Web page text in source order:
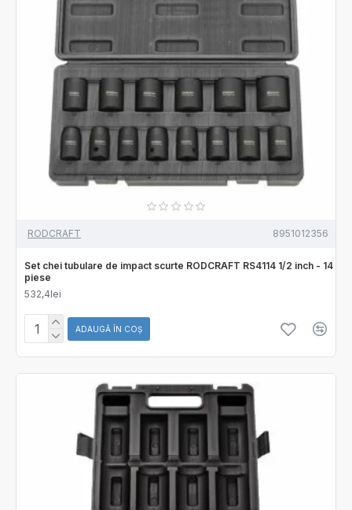
RODCRAFT 8951012356
Set chei tubulare de impact scurte RODCRAFT RS4114 1/2 inch - 14
piese
532,4lei
ADAUGĂ ÎN COŞ